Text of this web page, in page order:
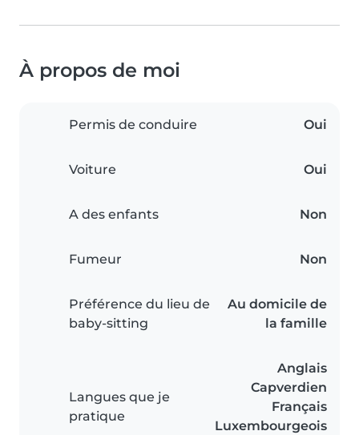
À propos de moi
Permis de conduire Oui
Voiture Oui
A des enfants Non
Fumeur Non
Préférence du lieu de
baby-sitting
Au domicile de
la famille
Langues que je
pratique
Anglais
Capverdien
Français
Luxembourgeois